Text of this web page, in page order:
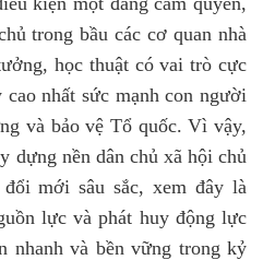
trong bầu các cơ quan nhà
học thuật có vai trò cực
nhất sức mạnh con người
và bảo vệ Tổ quốc. Vì vậy,
dựng nền dân chủ xã hội chủ
mới sâu sắc, xem đây là
lực và phát huy động lực
nhanh và bền vững trong kỷ